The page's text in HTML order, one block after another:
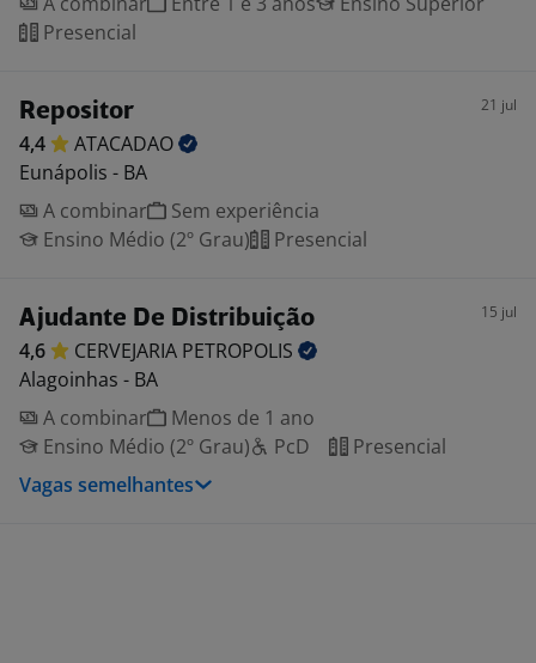
Presencial
Repositor 21 jul
4,4
ATACADAO
Eunápolis - BA
A combinar
Sem experiência
Ensino Médio (2º Grau)
Presencial
Ajudante De Distribuição 15 jul
4,6 CERVEJARIA PETROPOLIS
Alagoinhas - BA
A combinar
Menos de 1 ano
Ensino Médio (2º Grau)
PcD
Presencial
Vagas semelhantes